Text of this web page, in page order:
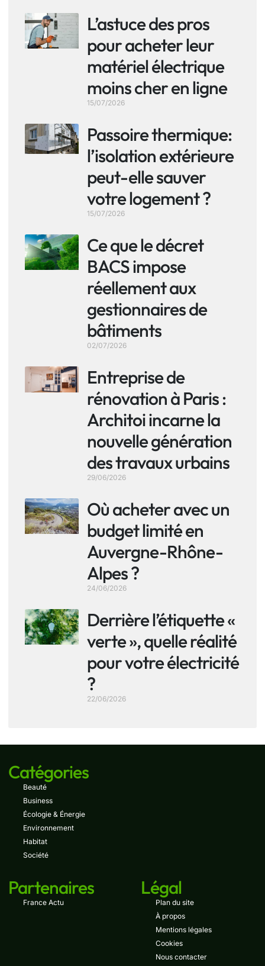
L’astuce des pros
pour acheter leur
matériel électrique
moins cher en ligne
15/07/2026
Passoire thermique:
l’isolation extérieure
peut-elle sauver
votre logement ?
15/07/2026
Ce que le décret
BACS impose
réellement aux
gestionnaires de
bâtiments
02/07/2026
Entreprise de
rénovation à Paris :
Architoi incarne la
nouvelle génération
des travaux urbains
29/06/2026
Où acheter avec un
budget limité en
Auvergne-Rhône-
Alpes ?
24/06/2026
Derrière l’étiquette «
verte », quelle réalité
pour votre électricité
?
22/06/2026
Catégories
Beauté
Business
Écologie & Énergie
Environnement
Habitat
Société
Partenaires
France Actu
Légal
Plan du site
À propos
Mentions légales
Cookies
Nous contacter